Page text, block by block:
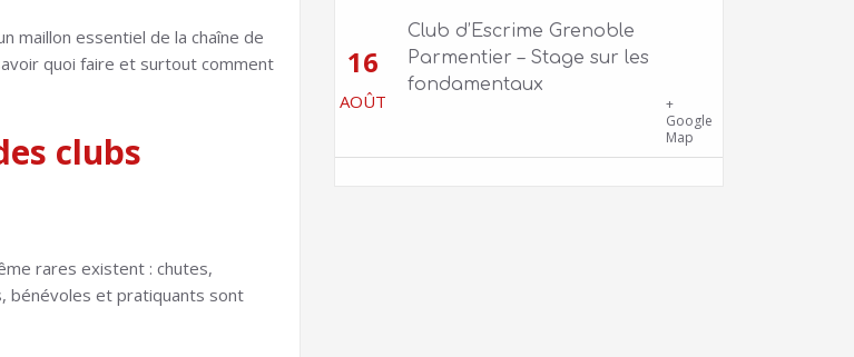
maillon essentiel de la chaîne de
quoi faire et surtout comment
clubs
rares existent : chutes,
bénévoles et pratiquants sont
16
AOÛT
Club d’Escrime Grenoble
Parmentier – Stage sur les
fondamentaux
+
Google
Map